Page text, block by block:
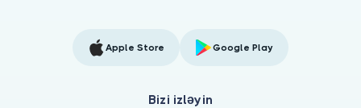
Apple Store Google Play
Bizi izləyin